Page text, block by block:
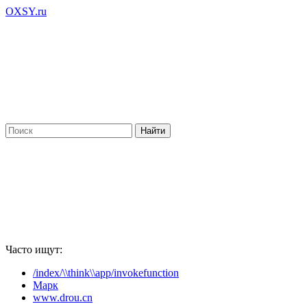
OXSY.ru
Часто ищут:
/index/\\think\\app/invokefunction
Марк
www.drou.cn